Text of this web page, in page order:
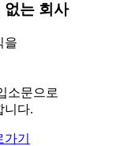
없는 회사
을
소문으로
니다.
기